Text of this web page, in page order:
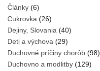
Články (6)
Cukrovka (26)
Dejiny, Slovania (40)
Deti a výchova (29)
Duchovné príčiny chorôb (98)
Duchovno a modlitby (129)